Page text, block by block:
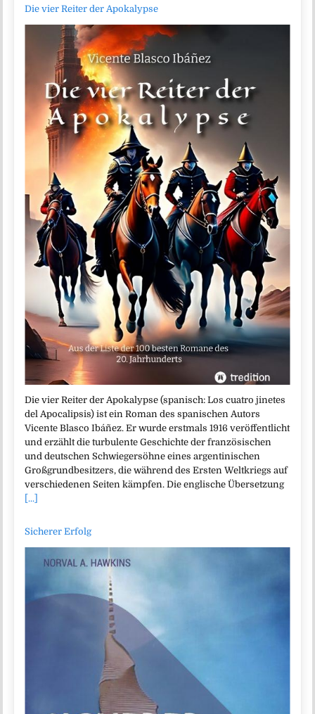
Die vier Reiter der Apokalypse
Die vier Reiter der Apokalypse (spanisch: Los cuatro jinetes
del Apocalipsis) ist ein Roman des spanischen Autors
Vicente Blasco Ibáñez. Er wurde erstmals 1916 veröffentlicht
und erzählt die turbulente Geschichte der französischen
und deutschen Schwiegersöhne eines argentinischen
Großgrundbesitzers, die während des Ersten Weltkriegs auf
verschiedenen Seiten kämpfen. Die englische Übersetzung
[...]
Sicherer Erfolg